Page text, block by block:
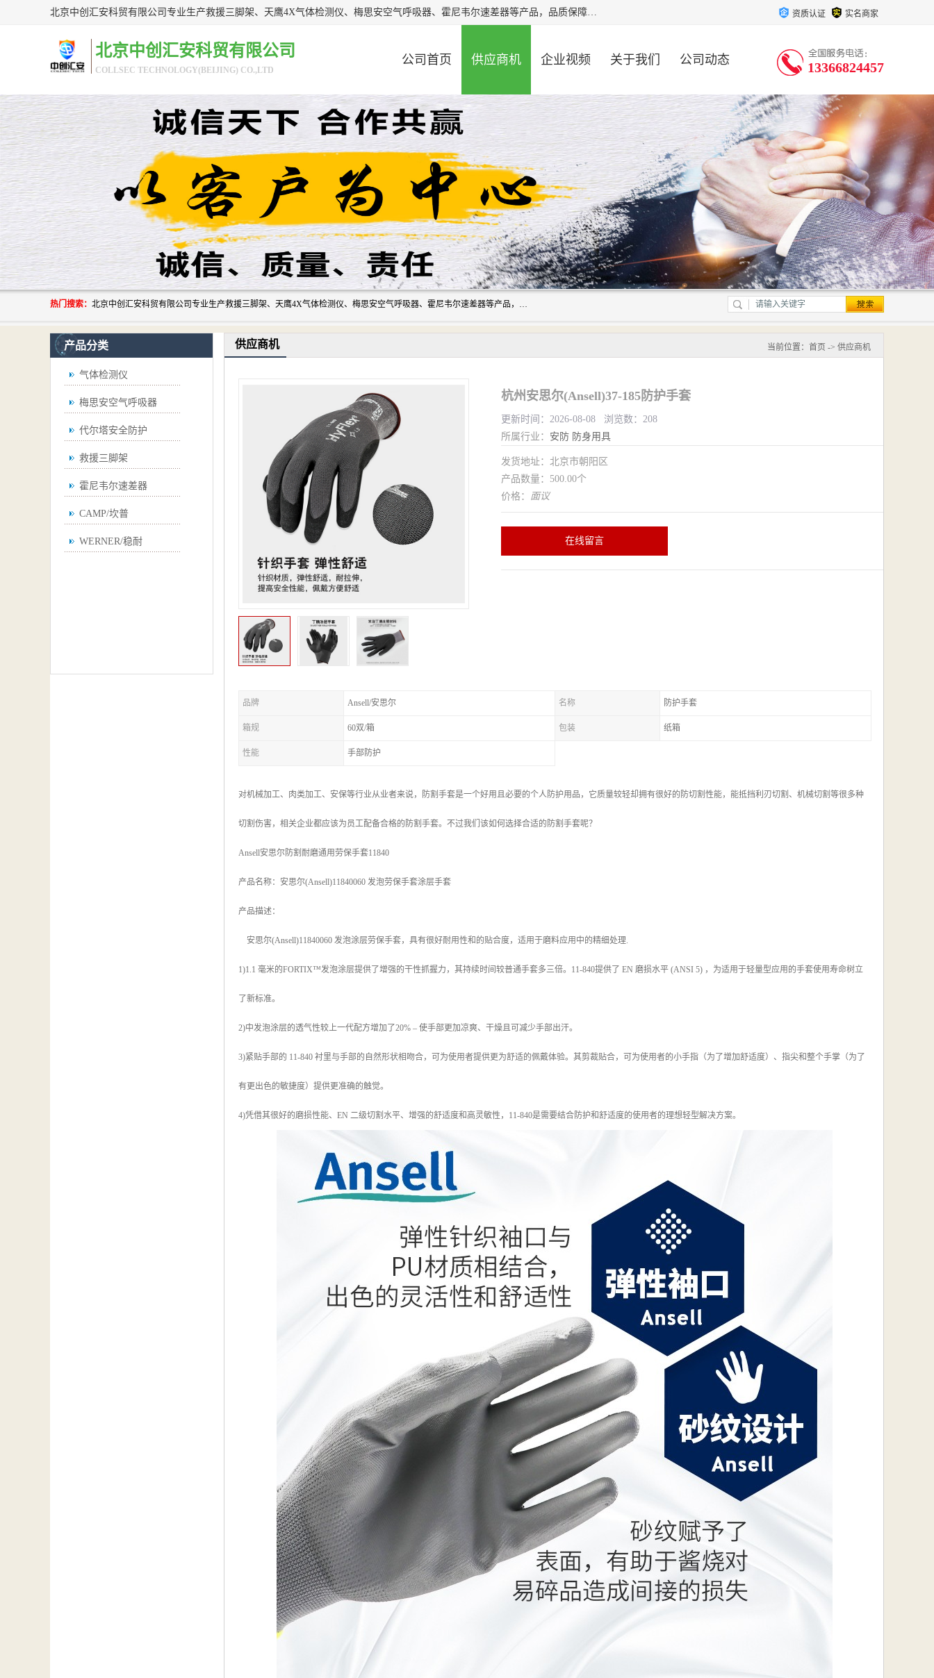
北京中创汇安科贸有限公司专业生产救援三脚架、天鹰4X气体检测仪、梅思安空气呼吸器、霍尼韦尔速差器等产品，品质保障，价格合理，欢迎在线致电咨询。 资质认证 实名商家
北京中创汇安科贸有限公司
COLLSEC TECHNOLOGY(BEIJING) CO.,LTD
公司首页 供应商机 企业视频 关于我们 公司动态 13366824457
热门搜索： 北京中创汇安科贸有限公司专业生产救援三脚架、天鹰4X气体检测仪、梅思安空气呼吸器、霍尼韦尔速差器等产品，品质保障，价格合理，欢迎在线致电咨询。
产品分类
气体检测仪
梅思安空气呼吸器
代尔塔安全防护
救援三脚架
霍尼韦尔速差器
CAMP/坎普
WERNER/稳耐
供应商机 当前位置： 首页 -> 供应商机
杭州安思尔(Ansell)37-185防护手套
更新时间：2026-08-08 浏览数：208
所属行业： 安防 防身用具
发货地址：北京市朝阳区
产品数量：500.00个
价格： 面议
在线留言
品牌 Ansell/安思尔 名称 防护手套
箱规 60双/箱 包装 纸箱
性能 手部防护
对机械加工、肉类加工、安保等行业从业者来说，防割手套是一个好用且必要的个人防护用品，它质量较轻却拥有很好的防切割性能，能抵挡利刃切割、机械切割等很多种
切割伤害，相关企业都应该为员工配备合格的防割手套。不过我们该如何选择合适的防割手套呢？
Ansell安思尔防割耐磨通用劳保手套11840
产品名称：安思尔(Ansell)11840060 发泡劳保手套涂层手套
产品描述：
安思尔(Ansell)11840060 发泡涂层劳保手套，具有很好耐用性和的贴合度，适用于磨料应用中的精细处理.
1)1.1 毫米的FORTIX™发泡涂层提供了增强的干性抓握力，其持续时间较普通手套多三倍。11-840提供了 EN 磨损水平 (ANSI 5) ，为适用于轻量型应用的手套使用寿命树立
了新标准。
2)中发泡涂层的透气性较上一代配方增加了20% – 使手部更加凉爽、干燥且可减少手部出汗。
3)紧贴手部的 11-840 衬里与手部的自然形状相吻合，可为使用者提供更为舒适的佩戴体验。其剪裁贴合，可为使用者的小手指（为了增加舒适度）、指尖和整个手掌（为了
有更出色的敏捷度）提供更准确的触觉。
4)凭借其很好的磨损性能、EN 二级切割水平、增强的舒适度和高灵敏性，11-840是需要结合防护和舒适度的使用者的理想轻型解决方案。